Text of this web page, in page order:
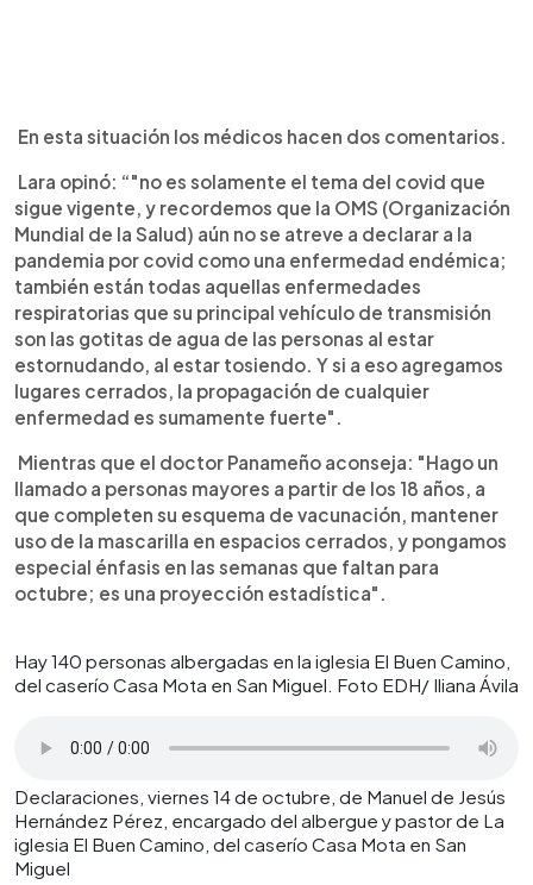
En esta situación los médicos hacen dos comentarios.
Lara opinó: “"no es solamente el tema del covid que
sigue vigente, y recordemos que la OMS (Organización
Mundial de la Salud) aún no se atreve a declarar a la
pandemia por covid como una enfermedad endémica;
también están todas aquellas enfermedades
respiratorias que su principal vehículo de transmisión
son las gotitas de agua de las personas al estar
estornudando, al estar tosiendo. Y si a eso agregamos
lugares cerrados, la propagación de cualquier
enfermedad es sumamente fuerte".
Mientras que el doctor Panameño aconseja: "Hago un
llamado a personas mayores a partir de los 18 años, a
que completen su esquema de vacunación, mantener
uso de la mascarilla en espacios cerrados, y pongamos
especial énfasis en las semanas que faltan para
octubre; es una proyección estadística".
Hay 140 personas albergadas en la iglesia El Buen Camino,
del caserío Casa Mota en San Miguel. Foto EDH/ Iliana Ávila
Declaraciones, viernes 14 de octubre, de Manuel de Jesús
Hernández Pérez, encargado del albergue y pastor de La
iglesia El Buen Camino, del caserío Casa Mota en San
Miguel